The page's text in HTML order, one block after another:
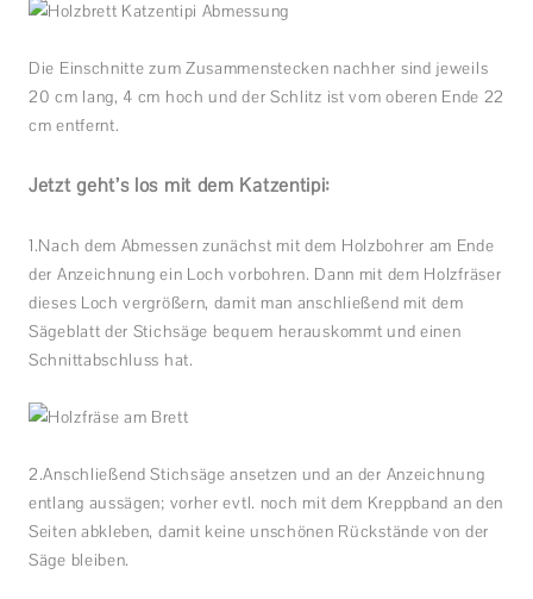
Die Einschnitte zum Zusammenstecken nachher sind jeweils
20 cm lang, 4 cm hoch und der Schlitz ist vom oberen Ende 22
cm entfernt.
Jetzt geht’s los mit dem Katzentipi:
1.Nach dem Abmessen zunächst mit dem Holzbohrer am Ende
der Anzeichnung ein Loch vorbohren. Dann mit dem Holzfräser
dieses Loch vergrößern, damit man anschließend mit dem
Sägeblatt der Stichsäge bequem herauskommt und einen
Schnittabschluss hat.
2.Anschließend Stichsäge ansetzen und an der Anzeichnung
entlang aussägen; vorher evtl. noch mit dem Kreppband an den
Seiten abkleben, damit keine unschönen Rückstände von der
Säge bleiben.